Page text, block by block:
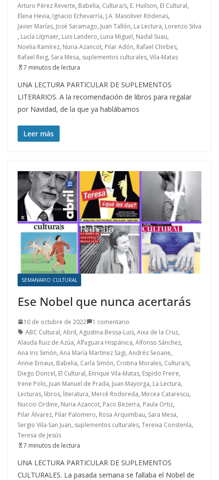
Arturo Pérez Reverte, Babelia, Cultura/s, E. Huilson, El Cultural,
Elena Hevia, Ignacio Echevarría, J.A. Masoliver Ródenas,
Javier Marías, José Saramago, Juan Tallón, La Lectura, Lorenzo Silva
, Lucía Litjmaer, Luis Landero, Luna Miguel, Nadal Suau,
Noelia Ramírez, Nuria Azancot, Pilar Adón, Rafael Chirbes,
Rafael Reig, Sara Mesa, suplementos culturales, Vila-Matas
7 minutos de lectura
UNA LECTURA PARTICULAR DE SUPLEMENTOS
LITERARIOS. A la recomendación de libros para regalar
por Navidad, de la que ya hablábamos
Leer más
SEMANARIO CULTURAL
Ese Nobel que nunca acertarás
10 de octubre de 2022
1 comentario
ABC Cultural, Abril, Agustina Bessa-Luis, Aixa de la Cruz,
Alauda Ruiz de Azúa, Alfaguara Hispánica, Alfonso Sánchez,
Ana Iris Simón, Ana María Martínez Sagi, Andrés Seoane,
Annie Ernaux, Babelia, Carla Simón, Cristina Morales, Cultura/s,
Diego Doncel, El Cultural, Enrique Vila-Matas, Espido Freire,
Irene Polo, Juan Manuel de Prada, Juan Mayorga, La Lectura,
Lecturas, libros, literatura, Mercé Rodoreda, Mircea Catarescu,
Nuccio Ordine, Nuria Azancot, Paco Bezerra, Paula Ortiz,
Pilar Álvarez, Pilar Palomero, Rosa Arquimbau, Sara Mesa,
Sergio Vila-San Juan, suplementos culturales, Tereixa Constenla,
Teresa de Jesús
7 minutos de lectura
UNA LECTURA PARTICULAR DE SUPLEMENTOS
CULTURALES. La pasada semana se fallaba el Nobel de